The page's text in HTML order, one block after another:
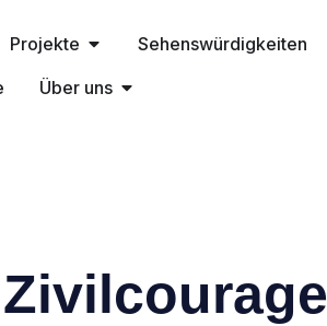
Projekte
Sehenswürdigkeiten
Über uns